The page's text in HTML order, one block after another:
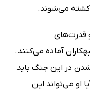
کشته می‌شوند.
قدرت‌های
آماده می‌کنند.
شدن در این جنگ باید
او می‌تواند این